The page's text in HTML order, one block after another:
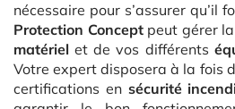
nécessaire pour s’assurer qu’il
Protection Conceptpeut gérer la
matériel et de vos différents
Votre expert disposera à la fois
certifications en sécurité